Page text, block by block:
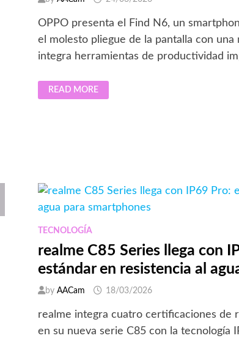
OPPO presenta el Find N6, un
el molesto pliegue de la pantalla con una
integra herramientas de productividad
OPPO
LANZA
Y
AI
READ MORE
TECNOLOGÍA
realme C85 Series llega con
estándar en resistencia al
byAACam 18/03/2026
realme integra cuatro certificaciones de
en su nueva serie C85 con la tecnología